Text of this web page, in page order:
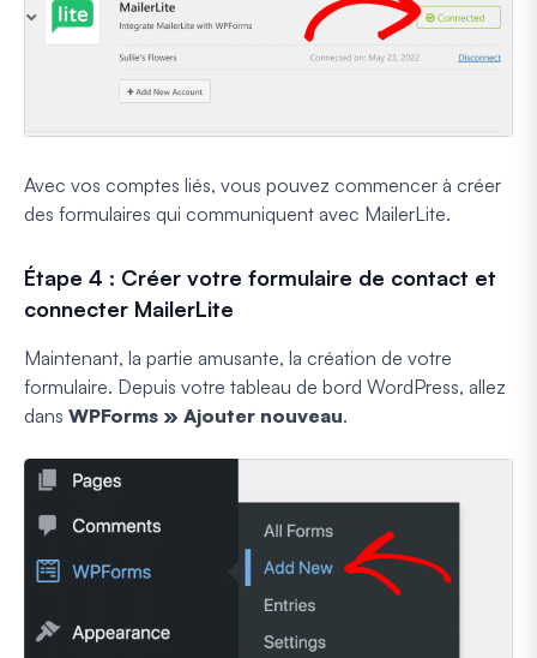
Avec vos comptes liés, vous pouvez commencer à créer
des formulaires qui communiquent avec MailerLite.
Étape 4 : Créer votre formulaire de contact et
connecter MailerLite
Maintenant, la partie amusante, la création de votre
formulaire. Depuis votre tableau de bord WordPress, allez
dans WPForms » Ajouter nouveau.